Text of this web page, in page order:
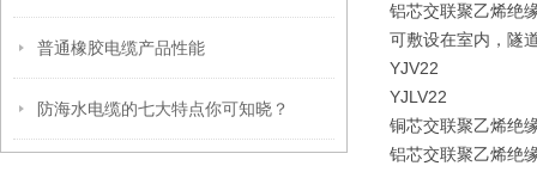
普通橡胶电缆产品性能
防海水电缆的七大特点你可知晓？
铝芯交联聚乙烯绝
可敷设在室内，隧
YJV22
YJLV22
铜芯交联聚乙烯绝
铝芯交联聚乙烯绝